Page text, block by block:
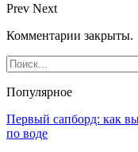
Prev Next
Комментарии закрыты.
Популярное
Первый сапборд: как
по воде